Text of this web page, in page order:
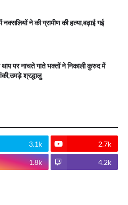
ने की ग्रामीण की हत्या,बढ़ाई गई
पर नाचते गाते भक्तों ने निकाली कुरुद में
श्रद्धालु
3.1k 2.7k
1.8k 4.2k